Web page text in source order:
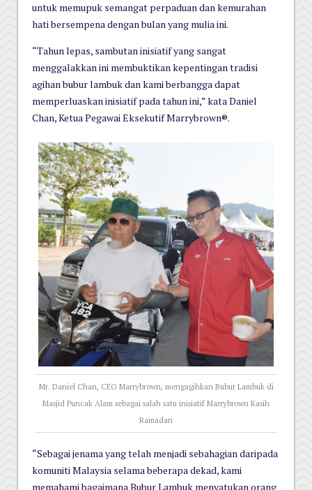
untuk memupuk semangat perpaduan dan kemurahan
hati bersempena dengan bulan yang mulia ini.
“Tahun lepas, sambutan inisiatif yang sangat
menggalakkan ini membuktikan kepentingan tradisi
agihan bubur lambuk dan kami berbangga dapat
memperluaskan inisiatif pada tahun ini,” kata Daniel
Chan, Ketua Pegawai Eksekutif Marrybrown®.
Mr. Daniel Chan, CEO Marrybrown, mengagihkan Bubur Lambuk di
Masjid Puncak Alam sebagai salah satu inisiatif Marrybrown Kasih
Ramadan
“Sebagai jenama yang telah menjadi sebahagian daripada
komuniti Malaysia selama beberapa dekad, kami
memahami bagaimana Bubur Lambuk menyatukan orang